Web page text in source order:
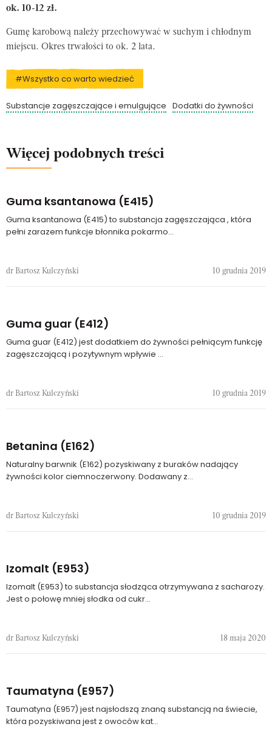
ok. 10-12 zł.
Gumę karobową należy przechowywać w suchym i chłodnym
miejscu. Okres trwałości to ok. 2 lata.
#Wszystko co warto wiedzieć
Substancje zagęszczające i emulgujące Dodatki do żywności
Więcej podobnych treści
Guma ksantanowa (E415)
Guma ksantanowa (E415) to substancja zagęszczająca , która
pełni zarazem funkcje błonnika pokarmo...
dr Bartosz Kulczyński 10 grudnia 2019
Guma guar (E412)
Guma guar (E412) jest dodatkiem do żywności pełniącym funkcję
zagęszczającą i pozytywnym wpływie ...
dr Bartosz Kulczyński 10 grudnia 2019
Betanina (E162)
Naturalny barwnik (E162) pozyskiwany z buraków nadający
żywności kolor ciemnoczerwony. Dodawany z...
dr Bartosz Kulczyński 10 grudnia 2019
Izomalt (E953)
Izomalt (E953) to substancja słodząca otrzymywana z sacharozy.
Jest o połowę mniej słodka od cukr...
dr Bartosz Kulczyński 18 maja 2020
Taumatyna (E957)
Taumatyna (E957) jest najsłodszą znaną substancją na świecie,
która pozyskiwana jest z owoców kat...